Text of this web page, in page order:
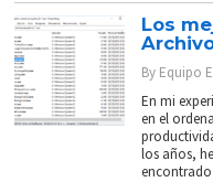
Los
By Equipo
En mi
en el
los años,
encontrado